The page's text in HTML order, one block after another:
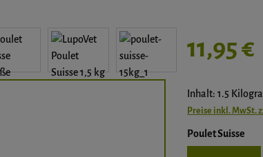
11,95 €
Inhalt: 1.5
Preise inkl. MwSt.
Poulet Suisse